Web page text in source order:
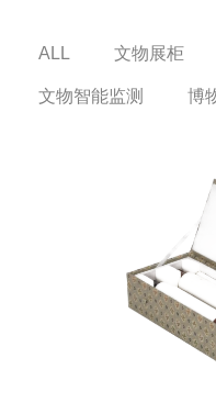
ALL 文物展柜
文物智能监测 博